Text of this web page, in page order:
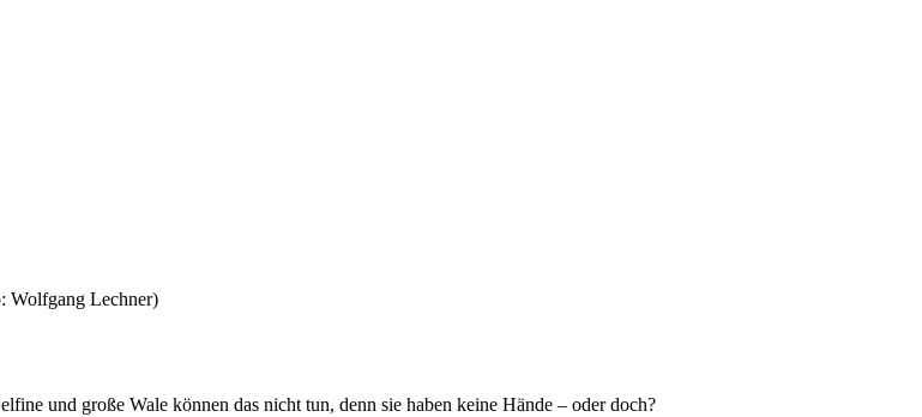
und große Wale können das nicht tun, denn sie haben keine Hände – oder doch?